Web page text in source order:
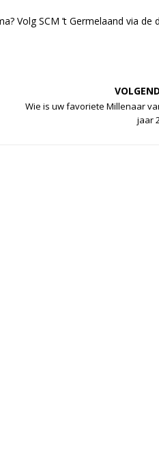
Volg SCM ’t Germelaand via de
Wie is uw favoriete Millenaar
jaar